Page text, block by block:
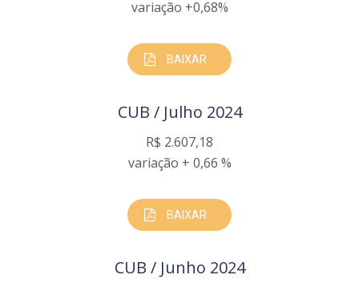
variação +0,68%
BAIXAR
CUB / Julho 2024
R$ 2.607,18
variação + 0,66 %
BAIXAR
CUB / Junho 2024